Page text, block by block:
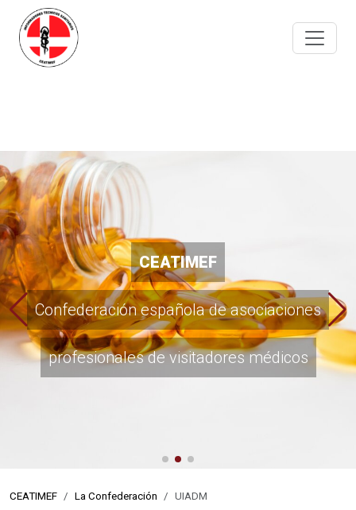
Portal de empleo
para profesionales
de la visita médica
www.visitamedica.com
CEATIMEF
Confederación española de asociaciones
profesionales de visitadores médicos
CEATIMEF La Confederación UIADM